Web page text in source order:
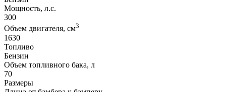
Мощность, л.с.
300
Объем двигателя, см3
1630
Топливо
Бензин
Объем топливного бака, л
70
Размеры